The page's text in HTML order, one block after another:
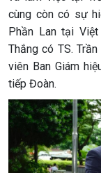
cùng còn có sự
Phần Lan tại
Thắng có TS.
viên Ban Giám
tiếp Đoàn.